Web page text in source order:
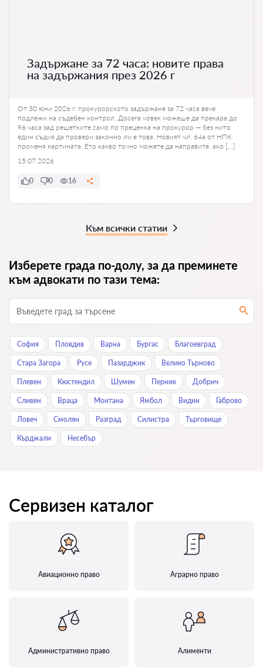
Задържане за 72 часа: новите права
на задържания през 2026 г
От 30 юни 2026 г. прокурорското задържане за 72 часа вече
подлежи на съдебен контрол. Досега човек можеше да прекара до
96 часа зад решетките само по преценка на прокурор — без нито
един съдия да провери законно ли е това. Новият чл. 64а от НПК
променя картината. Ето какво точно можете да направите, ако […]
15.07.2026
0 0 16
Към всички статии
Изберете града по-долу, за да преминете
към адвокати по тази тема:
София Пловдив Варна Бургас Благоевград
Стара Загора Русе Пазарджик Велико Търново
Плевен Кюстендил Шумен Перник Добрич
Сливен Враца Монтана Ямбол Видин Габрово
Ловеч Смолян Разград Силистра Търговище
Кърджали Нeсeбър
Сервизен каталог
Авиационно право Аграрно право
Административно право Алименти